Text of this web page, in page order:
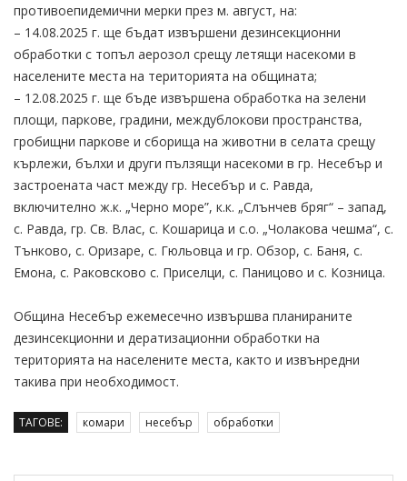
противоепидемични мерки през м. август, на:
– 14.08.2025 г. ще бъдат извършени дезинсекционни
обработки с топъл аерозол срещу летящи насекоми в
населените места на територията на общината;
– 12.08.2025 г. ще бъде извършена обработка на зелени
площи, паркове, градини, междублокови пространства,
гробищни паркове и сборища на животни в селата срещу
кърлежи, бълхи и други пълзящи насекоми в гр. Несебър и
застроената част между гр. Несебър и с. Равда,
включително ж.к. „Черно море”, к.к. „Слънчев бряг“ – запад,
с. Равда, гр. Св. Влас, с. Кошарица и с.о. „Чолакова чешма“, с.
Тънково, с. Оризаре, с. Гюльовца и гр. Обзор, с. Баня, с.
Емона, с. Раковсково с. Приселци, с. Паницово и с. Козница.
Община Несебър ежемесечно извършва планираните
дезинсекционни и дератизационни обработки на
територията на населените места, както и извънредни
такива при необходимост.
ТАГОВЕ: комари несебър обработки